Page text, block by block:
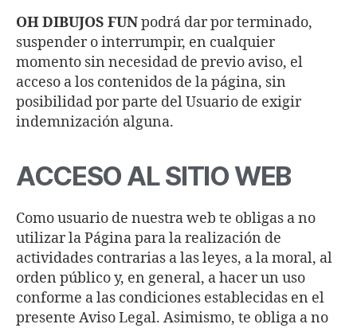
OH DIBUJOS FUNpodrá dar por terminado,
suspender o interrumpir, en cualquier
momento sin necesidad de previo aviso, el
acceso a los contenidos de la página, sin
posibilidad por parte del Usuario de exigir
indemnización alguna.
ACCESO AL SITIO WEB
Como usuario de nuestra web te obligas a no
utilizar la Página para la realización de
actividades contrarias a las leyes, a la moral, al
orden público y, en general, a hacer un uso
conforme a las condiciones establecidas en el
presente Aviso Legal. Asimismo, te obliga a no